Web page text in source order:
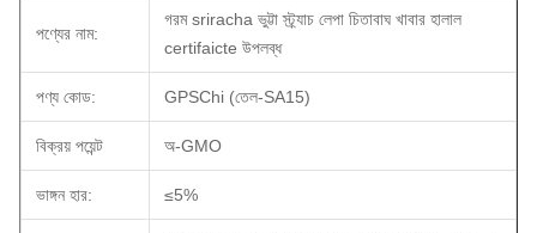
পণ্যের নাম:
গরম sriracha ভুট্টা স্ট্র্যাচ লেপা চিতাবাঘ খাবার হালাল
certifaicte উপলব্ধ
পণ্য কোড: GPSChi (তেল-SA15)
বিক্রয় পয়েন্ট অ-GMO
ভাঙ্গন হার: ≤5%